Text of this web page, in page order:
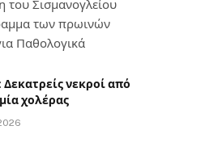
του Σισμανογλείου
των πρωινών
Παθολογικά
Δεκατρείς νεκροί από
χολέρας